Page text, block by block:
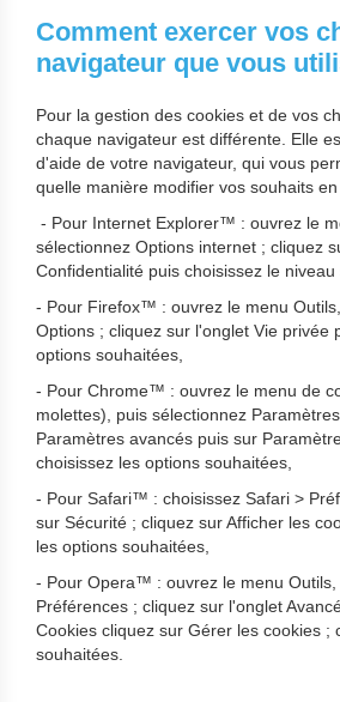
Comment exercer vos
navigateur que vous
Pour la gestion des cookies et de vos
chaque navigateur est différente. Elle
d'aide de votre navigateur, qui vous
quelle manière modifier vos souhaits
- Pour Internet Explorer™ : ouvrez le
sélectionnez Options internet ; cliquez
Confidentialité puis choisissez le niveau
- Pour Firefox™ : ouvrez le menu
Options ; cliquez sur l'onglet Vie privée
options souhaitées,
- Pour Chrome™ : ouvrez le menu de
molettes), puis sélectionnez
Paramètres avancés puis sur
choisissez les options souhaitées,
- Pour Safari™ : choisissez Safari >
sur Sécurité ; cliquez sur Afficher les
les options souhaitées,
- Pour Opera™ : ouvrez le menu Outils,
Préférences ; cliquez sur l'onglet
Cookies cliquez sur Gérer les cookies ;
souhaitées.